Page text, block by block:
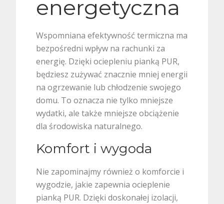
energetyczna
Wspomniana efektywność termiczna ma
bezpośredni wpływ na rachunki za
energię. Dzięki ociepleniu pianką PUR,
będziesz zużywać znacznie mniej energii
na ogrzewanie lub chłodzenie swojego
domu. To oznacza nie tylko mniejsze
wydatki, ale także mniejsze obciążenie
dla środowiska naturalnego.
Komfort i wygoda
Nie zapominajmy również o komforcie i
wygodzie, jakie zapewnia ocieplenie
pianką PUR. Dzięki doskonałej izolacji,